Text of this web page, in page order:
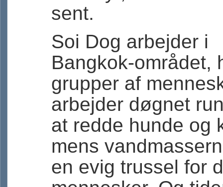
sent.
Soi Dog arbejder i
Bangkok-området,
grupper af
arbejder døgnet
at redde hunde og
mens
en evig trussel for